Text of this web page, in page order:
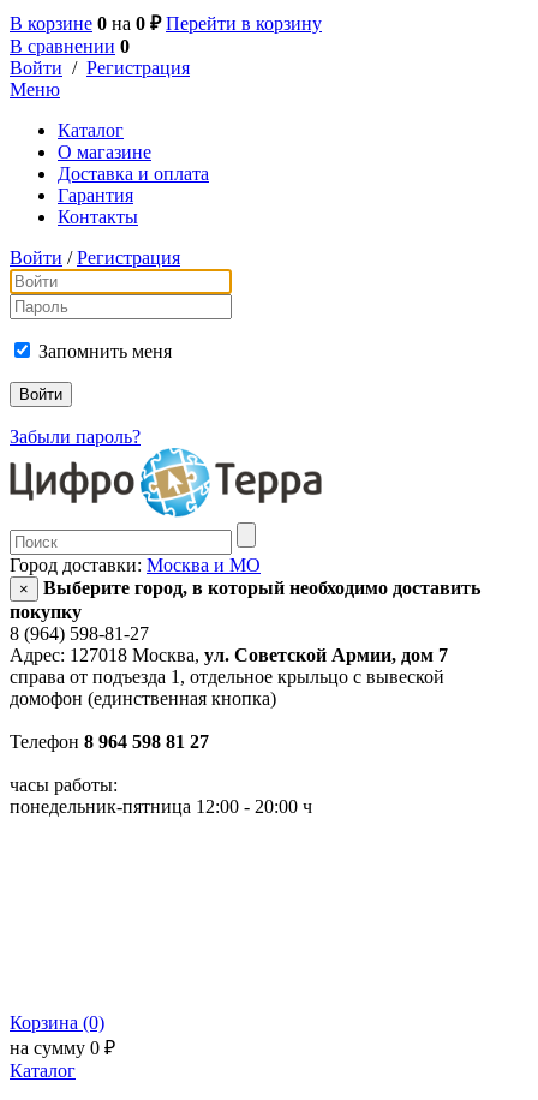
В корзине 0 на 0 ₽ Перейти в корзину
В сравнении 0
Войти / Регистрация
Меню
Каталог
О магазине
Доставка и оплата
Гарантия
Контакты
Войти / Регистрация
Запомнить меня
Забыли пароль?
Город доставки: Москва и МО
×
Выберите город, в который необходимо доставить
покупку
8 (964) 598-81-27
Адрес: 127018 Москва, ул. Советской Армии, дом 7
справа от подъезда 1, отдельное крыльцо с вывеской
домофон (единственная кнопка)
Телефон 8 964 598 81 27
часы работы:
понедельник-пятница 12:00 - 20:00 ч
Корзина (0)
на сумму 0 ₽
Каталог